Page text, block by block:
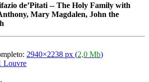
de’Pitati -- The Holy Family with
Mary Magdalen, John the
2940×2238 px (2,0 Mb)
Louvre